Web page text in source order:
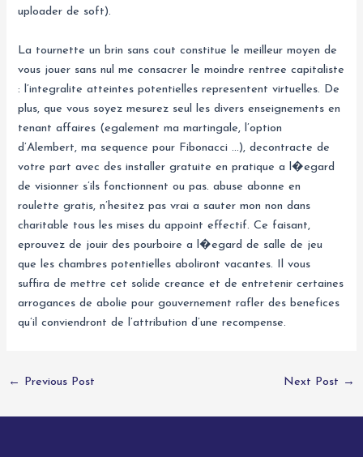
uploader de soft).
La tournette un brin sans cout constitue le meilleur moyen de
vous jouer sans nul me consacrer le moindre rentree capitaliste
: l’integralite atteintes potentielles representent virtuelles. De
plus, que vous soyez mesurez seul les divers enseignements en
tenant affaires (egalement ma martingale, l’option
d’Alembert, ma sequence pour Fibonacci …), decontracte de
votre part avec des installer gratuite en pratique a l�egard
de visionner s’ils fonctionnent ou pas. abuse abonne en
roulette gratis, n’hesitez pas vrai a sauter mon non dans
charitable tous les mises du appoint effectif. Ce faisant,
eprouvez de jouir des pourboire a l�egard de salle de jeu
que les chambres potentielles aboliront vacantes. Il vous
suffira de mettre cet solide creance et de entretenir certaines
arrogances de abolie pour gouvernement rafler des benefices
qu’il conviendront de l’attribution d’une recompense.
← Previous Post Next Post →